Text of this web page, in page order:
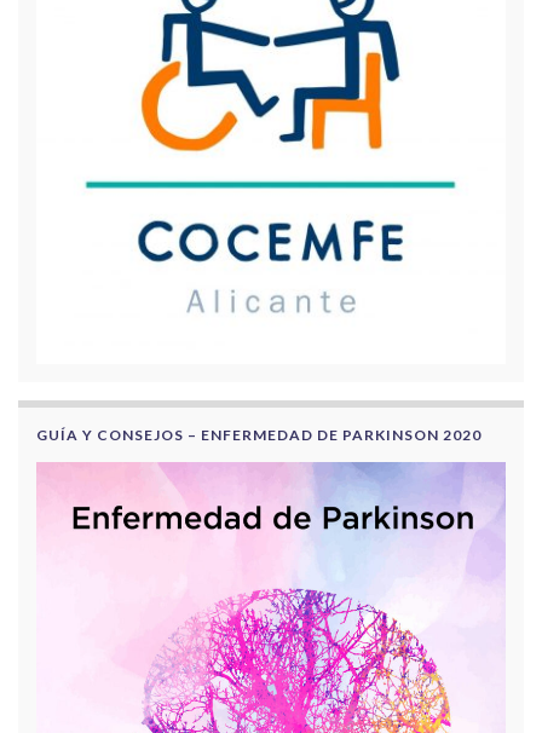
GUÍA Y CONSEJOS – ENFERMEDAD DE PARKINSON 2020